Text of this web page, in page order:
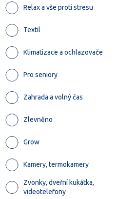
Relax a vše proti stresu
Textil
Klimatizace a ochlazovače
Pro seniory
Zahrada a volný čas
Zlevněno
Grow
Kamery, termokamery
Zvonky, dveřní kukátka,
videotelefony